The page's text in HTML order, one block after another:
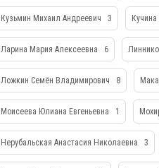
Кузьмин Михаил Андреевич 3
Ларина Мария Алексеевна 6
Ложкин Семён Владимирович 8
Моисеева Юлиана Евгеньевна 1
Нерубальская Анастасия Николаевна 3